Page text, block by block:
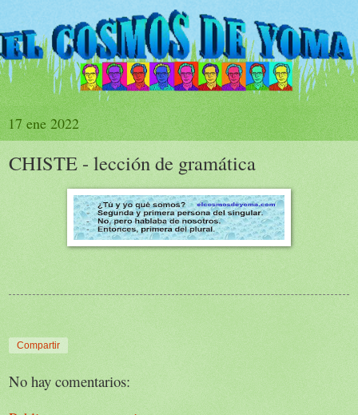
17 ene 2022
CHISTE - lección de gramática
Compartir
No hay comentarios: